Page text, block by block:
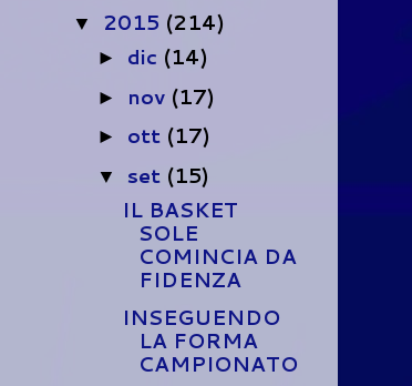
▼ 2015 (214)
► dic (14)
► nov (17)
► ott (17)
▼ set (15)
IL BASKET
SOLE
COMINCIA DA
FIDENZA
INSEGUENDO
LA FORMA
CAMPIONATO